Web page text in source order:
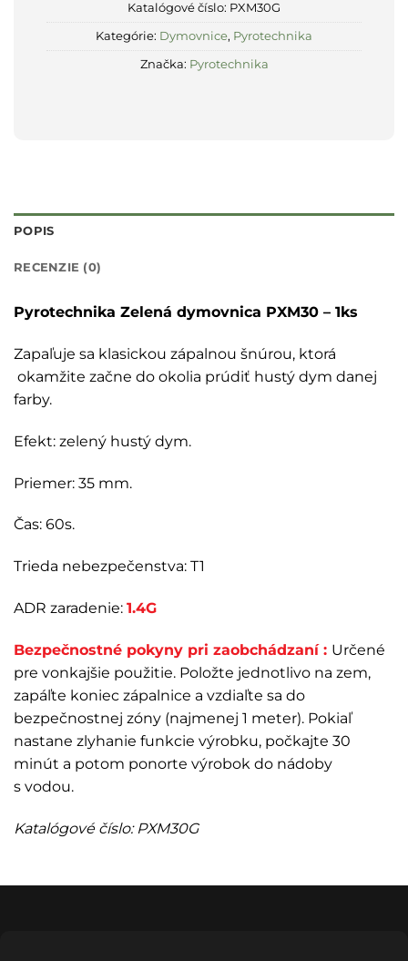
Katalógové číslo: PXM30G
Kategórie: Dymovnice, Pyrotechnika
Značka: Pyrotechnika
POPIS
RECENZIE (0)
Pyrotechnika Zelená dymovnica PXM30 – 1ks
Zapaľuje sa klasickou zápalnou šnúrou, ktorá
okamžite začne do okolia prúdiť hustý dym danej
farby.
Efekt: zelený hustý dym.
Priemer: 35 mm.
Čas: 60s.
Trieda nebezpečenstva: T1
ADR zaradenie: 1.4G
Bezpečnostné pokyny pri zaobchádzaní : Určené
pre vonkajšie použitie. Položte jednotlivo na zem,
zapáľte koniec zápalnice a vzdiaľte sa do
bezpečnostnej zóny (najmenej 1 meter). Pokiaľ
nastane zlyhanie funkcie výrobku, počkajte 30
minút a potom ponorte výrobok do nádoby
s vodou.
Katalógové číslo: PXM30G